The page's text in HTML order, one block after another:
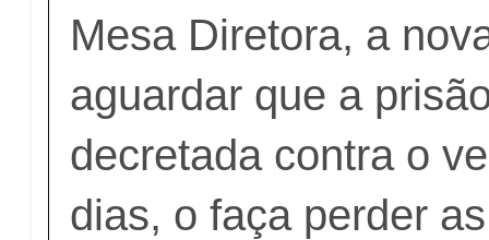
Mesa Diretora, a
aguardar que a
decretada contra o
dias, o faça perder